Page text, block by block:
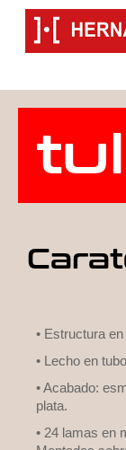
• Estructura
• Lecho en
• Acabado:
plata.
• 24 lamas en